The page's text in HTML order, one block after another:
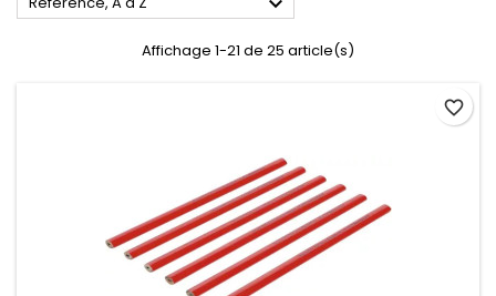
Affichage 1-21 de 25 article(s)
favorite_border